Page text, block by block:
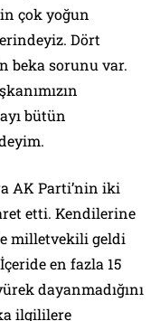
çok yoğun
Dört
beka sorunu var.
bütün
AK Parti’nin iki
etti. Kendilerine
milletvekili geldi
en fazla 15
dayanmadığını
ilgililere